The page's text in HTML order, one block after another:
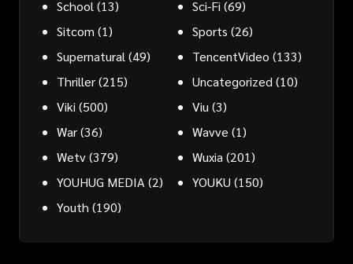
School (13) Sci-Fi (69)
Sitcom (1) Sports (26)
Supernatural (49) TencentVideo (133)
Thriller(215) Uncategorized (10)
Viki (500) Viu (3)
War(36) Wavve (1)
Wetv(379) Wuxia (201)
YOUHUG MEDIA (2) YOUKU (150)
Youth (190)